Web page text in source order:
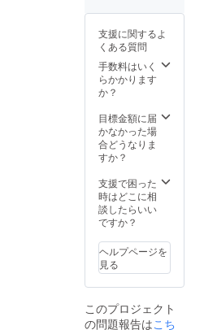
す。
おりま
す。時
期によ
り内容
は異な
ります
くださ
い。）
⁻11～20
用プラ
ンとな
りま
す。
を発行
いたし
ます。
HPより
ご予約
の際、
をお願
いいた
しま
年間有
効です
（2020
年5月ご
ろ、到
着予
付きの
ume, 貸
し切り
泊2食付
き）に
なりま
す。 ⁻講
師から
のセミ
は、約2
時間を
予定し
ており
の料金
は、季
節によ
り変動
しま
す。詳
は、ご
予約の
際にHP
サイト
よりご
確認く
ださ
い。
(https://
me-
yamazo
e.com/)
※宿泊料
きませ
ん。
※「宿泊
だけ事
前決
済、カ
ケット
利用」
といっ
前決済
とume,
チケッ
トの併
用は可
能で
お部屋
の料金
は、季
節によ
もしく
は予約
サイト
よりご
確認く
ださ
www.u
me-
yamazo
コード
を発行
いたし
ます。
ご予約
忘れず
に記入
をお願
いいた
ん。当
日現金
でのお
支払い
をお願
いいた
お部屋
の料金
は、季
しま
す。 ※
宿泊料
金の目
宿泊（2
き）の
場合：
8万円、
4名宿泊
とがで
きませ
ん。端
数につ
きまし
ては現
ださ
い。 ※
宿泊を
約され
た場
合、チ
ケット
金はで
きませ
ん。当
日現金
支払い
をお願
着予
ゴール
デンウ
イーク
のおで
かけに
ぞ！ ※
宿泊
は、2名
様より
可能で
す。 ※
チケッ
トはお
お渡し
するこ
とがで
きませ
数につ
きまし
支援に関するよ
くある質問
手数料はいく
らかかります
か？
目標金額に届
かなかった場
合どうなりま
すか？
支援で困った
時はどこに相
談したらいい
ですか？
ヘルプページを
見る
このプロジェクト
の問題報告はこち